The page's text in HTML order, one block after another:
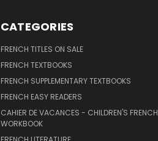
CATEGORIES
FRENCH TITLES ON SALE
FRENCH TEXTBOOKS
FRENCH SUPPLEMENTARY TEXTBOOKS
FRENCH EASY READERS
CAHIER DE VACANCES - CHILDREN'S FRENCH
WORKBOOK